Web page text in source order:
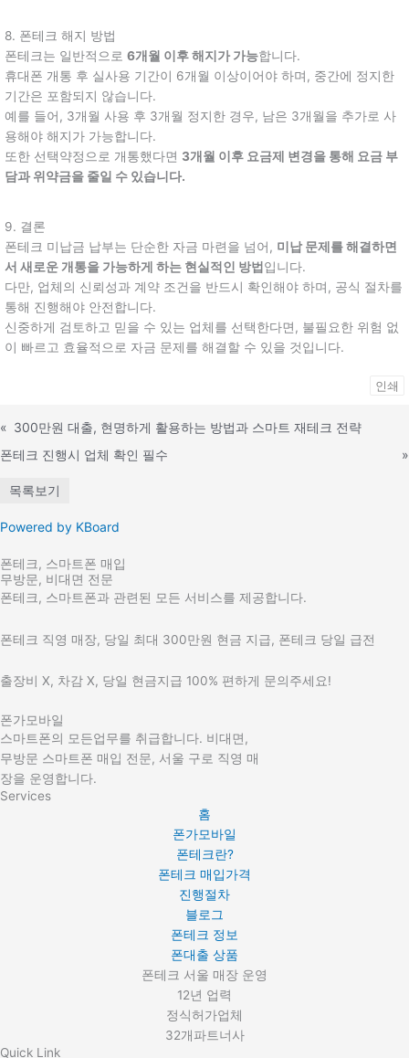
8. 폰테크 해지 방법
폰테크는 일반적으로 6개월 이후 해지가 가능합니다.
휴대폰 개통 후 실사용 기간이 6개월 이상이어야 하며, 중간에 정지한
기간은 포함되지 않습니다.
예를 들어, 3개월 사용 후 3개월 정지한 경우, 남은 3개월을 추가로 사
용해야 해지가 가능합니다.
또한 선택약정으로 개통했다면 3개월 이후 요금제 변경을 통해 요금 부
담과 위약금을 줄일 수 있습니다.
9. 결론
폰테크 미납금 납부는 단순한 자금 마련을 넘어, 미납 문제를 해결하면
서 새로운 개통을 가능하게 하는 현실적인 방법입니다.
다만, 업체의 신뢰성과 계약 조건을 반드시 확인해야 하며, 공식 절차를
통해 진행해야 안전합니다.
신중하게 검토하고 믿을 수 있는 업체를 선택한다면, 불필요한 위험 없
이 빠르고 효율적으로 자금 문제를 해결할 수 있을 것입니다.
인쇄
« 300만원 대출, 현명하게 활용하는 방법과 스마트 재테크 전략
폰테크 진행시 업체 확인 필수
»
목록보기
Powered by KBoard
폰테크, 스마트폰 매입
무방문, 비대면 전문
폰테크, 스마트폰과 관련된 모든 서비스를 제공합니다.
폰테크 직영 매장, 당일 최대 300만원 현금 지급, 폰테크 당일 급전
출장비 X, 차감 X, 당일 현금지급 100% 편하게 문의주세요!
폰가모바일
스마트폰의 모든업무를 취급합니다. 비대면,
무방문 스마트폰 매입 전문, 서울 구로 직영 매
장을 운영합니다.
Services
홈
폰가모바일
폰테크란?
폰테크 매입가격
진행절차
블로그
폰테크 정보
폰대출 상품
폰테크 서울 매장 운영
12년 업력
정식허가업체
32개파트너사
Quick Link